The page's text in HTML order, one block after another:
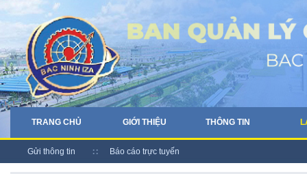
TRANG CHỦ GIỚI THIỆU THÔNG TIN
Gửi thông tin Báo cáo trực tuyến